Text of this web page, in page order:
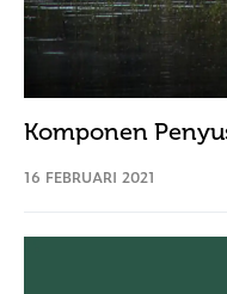
Komponen
16 FEBRUARI 2021